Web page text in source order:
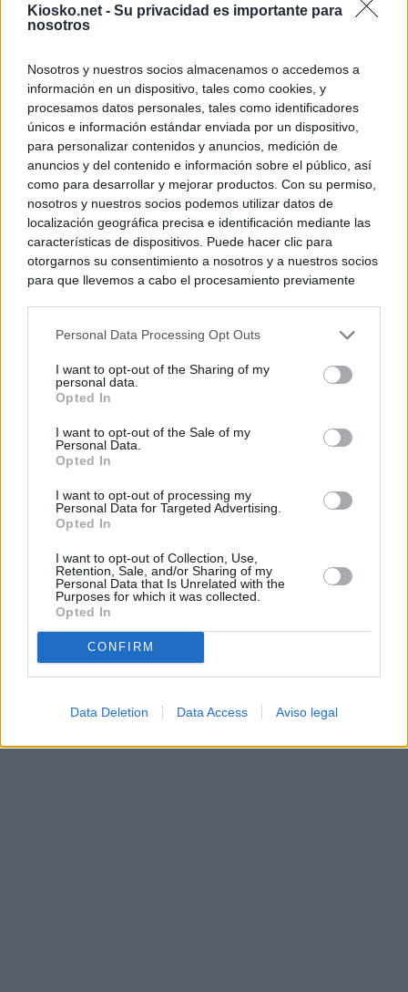
Kiosko.net - Su privacidad es importante para
nosotros
Nosotros y nuestros socios almacenamos o accedemos a
información en un dispositivo, tales como cookies, y
procesamos datos personales, tales como identificadores
únicos e información estándar enviada por un dispositivo,
para personalizar contenidos y anuncios, medición de
anuncios y del contenido e información sobre el público, así
como para desarrollar y mejorar productos. Con su permiso,
nosotros y nuestros socios podemos utilizar datos de
localización geográfica precisa e identificación mediante las
características de dispositivos. Puede hacer clic para
otorgarnos su consentimiento a nosotros y a nuestros socios
para que llevemos a cabo el procesamiento previamente
negar su consentimiento. Tenga en cuenta que algún
de su consentimiento, pero usted tiene el derecho de
rechazar tal procesamiento. Sus preferencias se aplicarán
cualquier momento entrando de nuevo en este sitio web o
visitando nuestra política de privacidad.
Personal Data Processing Opt Outs
I want to opt-out of the Sharing of my
personal data.
Opted In
I want to opt-out of the Sale of my
Personal Data.
Opted In
I want to opt-out of processing my
Personal Data for Targeted Advertising.
Opted In
I want to opt-out of Collection, Use,
Retention, Sale, and/or Sharing of my
Personal Data that Is Unrelated with the
Purposes for which it was collected.
Opted In
CONFIRM
Data Deletion Data Access Aviso legal